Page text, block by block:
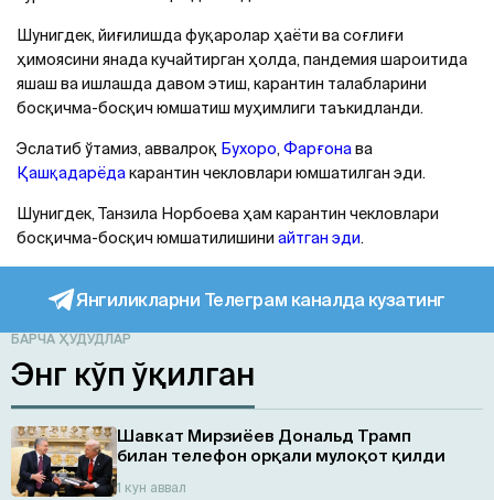
Шунигдек, йиғилишда фуқаролар ҳаёти ва соғлиғи
ҳимоясини янада кучайтирган ҳолда, пандемия шароитида
яшаш ва ишлашда давом этиш, карантин талабларини
босқичма-босқич юмшатиш муҳимлиги таъкидланди.
Эслатиб ўтамиз, аввалроқ Бухоро, Фарғонава
Қашқадарёдакарантин чекловлари юмшатилган эди.
Шунигдек, Танзила Норбоева ҳам карантин чекловлари
босқичма-босқич юмшатилишини айтган эди.
Янгиликларни Телеграм каналда кузатинг
БАРЧА ҲУДУДЛАР
Энг кўп ўқилган
Шавкат Мирзиёев Дональд Трамп
билан телефон орқали мулоқот қилди
1 кун аввал